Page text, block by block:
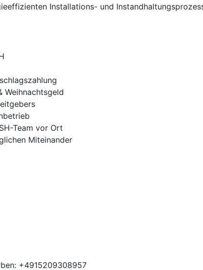
Installations- und
Weihnachtsgeld
Team vor Ort
Miteinander
+4915209308957